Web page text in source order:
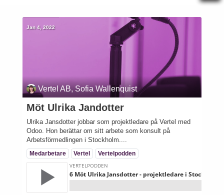
Vertel AB, Sofia Wallenquist
Möt Ulrika Jandotter
Ulrika Jansdotter jobbar som projektledare på Vertel med
Odoo. Hon berättar om sitt arbete som konsult på
Arbetsförmedlingen i Stockholm....
Medarbetare Vertel Vertelpodden
Jan 4, 2022